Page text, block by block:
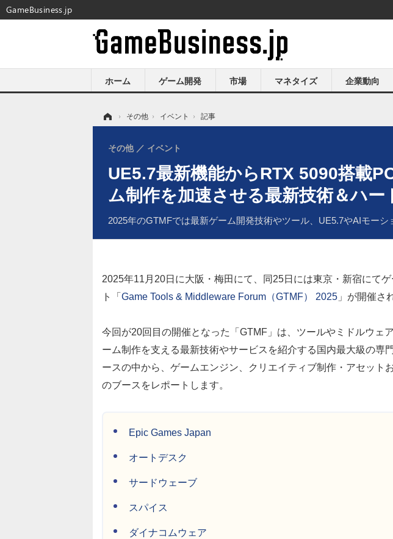
ホーム ゲーム開発 市場 マネタイズ 企業動向
› その他 › イベント › 記事
UE5.7最新機能からRTX 5090搭載
ム制作を加速させる最新技術＆ハー
2025年のGTMFでは最新ゲーム開発技術やツール、UE5.7やAIモー
その他 イベント
2025年11月20日に大阪・梅田にて、同25日には東京・新宿にて
ト「Game Tools & Middleware Forum（GTMF） 2025 」が開催さ
今回が20回目の開催となった「GTMF」は、ツールやミドルウェ
ーム制作を支える最新技術やサービスを紹介する国内最大級の専
ースの中から、ゲームエンジン、クリエイティブ制作・アセット
のブースをレポートします。
Epic Games Japan
オートデスク
サードウェーブ
スパイス
ダイナコムウェア
GameBusiness.jp